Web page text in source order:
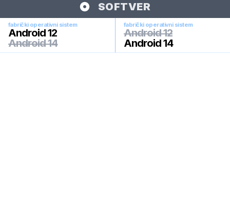
SOFTVER
fabrički operativni sistem
Android 12
Android 14
fabrički operativni sistem
Android 12
Android 14